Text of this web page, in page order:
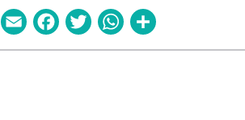
PrintEmailFacebook
TwitterWhatsApp